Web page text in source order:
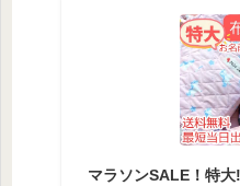
マラソンSALE！特